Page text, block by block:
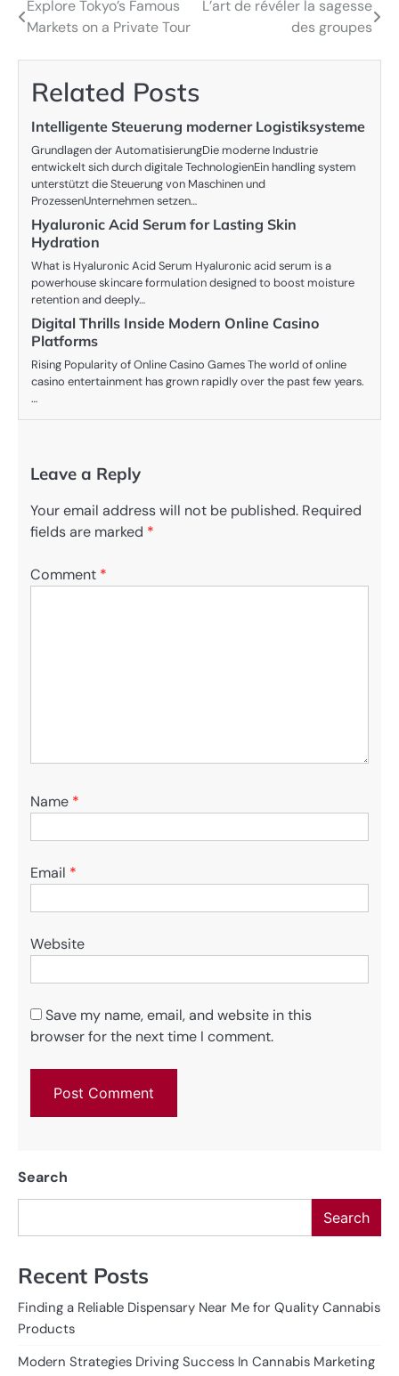
Post
Explore Tokyo’s Famous
Markets on a Private Tour
L’art de révéler la sagesse
des groupes
Related Posts
Intelligente Steuerung moderner Logistiksysteme
Grundlagen der AutomatisierungDie moderne Industrie
entwickelt sich durch digitale TechnologienEin handling system
unterstützt die Steuerung von Maschinen und
ProzessenUnternehmen setzen…
Hyaluronic Acid Serum for Lasting Skin
Hydration
What is Hyaluronic Acid Serum Hyaluronic acid serum is a
powerhouse skincare formulation designed to boost moisture
retention and deeply…
Digital Thrills Inside Modern Online Casino
Platforms
Rising Popularity of Online Casino Games The world of online
casino entertainment has grown rapidly over the past few years.
…
Leave a Reply
Your email address will not be published. Required
fields are marked *
Comment *
Name *
Email *
Website
Save my name, email, and website in this
browser for the next time I comment.
Search
Search
Recent Posts
Finding a Reliable Dispensary Near Me for Quality Cannabis
Products
Modern Strategies Driving Success In Cannabis Marketing